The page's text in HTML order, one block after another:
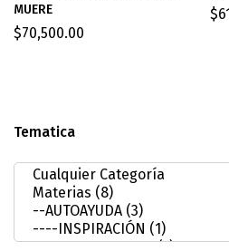
Tematica
MUERE
$70,500.00
$